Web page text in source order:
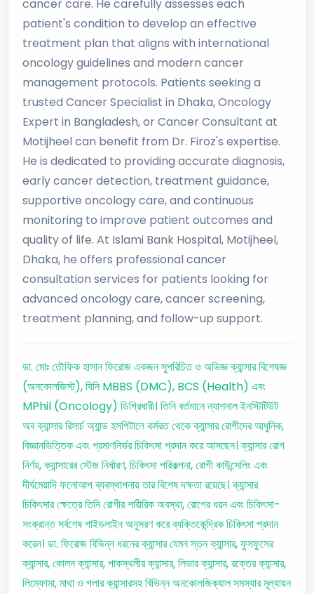
cancer care. He carefully assesses each
patient's condition to develop an effective
treatment plan that aligns with international
oncology guidelines and modern cancer
management protocols. Patients seeking a
trusted Cancer Specialist in Dhaka, Oncology
Expert in Bangladesh, or Cancer Consultant at
Motijheel can benefit from Dr. Firoz's expertise.
He is dedicated to providing accurate diagnosis,
early cancer detection, treatment guidance,
supportive oncology care, and continuous
monitoring to improve patient outcomes and
quality of life. At Islami Bank Hospital, Motijheel,
Dhaka, he offers professional cancer
consultation services for patients looking for
advanced oncology care, cancer screening,
treatment planning, and follow-up support.
ডা. মোঃ তৌফিক হাসান ফিরোজ একজন সুপরিচিত ও অভিজ্ঞ ক্যান্সার বিশেষজ্ঞ
(অনকোলজিস্ট), যিনি MBBS (DMC), BCS (Health) এবং
MPhil (Oncology) ডিগ্রিধারী। তিনি বর্তমানে ন্যাশনাল ইনস্টিটিউট
অব ক্যান্সার রিসার্চ অ্যান্ড হসপিটালে কর্মরত থেকে ক্যান্সার রোগীদের আধুনিক,
বিজ্ঞানভিত্তিক এবং প্রমাণনির্ভর চিকিৎসা প্রদান করে আসছেন। ক্যান্সার রোগ
নির্ণয়, ক্যান্সারের স্টেজ নির্ধারণ, চিকিৎসা পরিকল্পনা, রোগী কাউন্সেলিং এবং
দীর্ঘমেয়াদি ফলোআপ ব্যবস্থাপনায় তার বিশেষ দক্ষতা রয়েছে। ক্যান্সার
চিকিৎসার ক্ষেত্রে তিনি রোগীর শারীরিক অবস্থা, রোগের ধরন এবং চিকিৎসা-
সংক্রান্ত সর্বশেষ গাইডলাইন অনুসরণ করে ব্যক্তিকেন্দ্রিক চিকিৎসা প্রদান
করেন। ডা. ফিরোজ বিভিন্ন ধরনের ক্যান্সার যেমন স্তন ক্যান্সার, ফুসফুসের
ক্যান্সার, কোলন ক্যান্সার, পাকস্থলীর ক্যান্সার, লিভার ক্যান্সার, রক্তের ক্যান্সার,
লিম্ফোমা, মাথা ও গলার ক্যান্সারসহ বিভিন্ন অনকোলজিক্যাল সমস্যার মূল্যায়ন